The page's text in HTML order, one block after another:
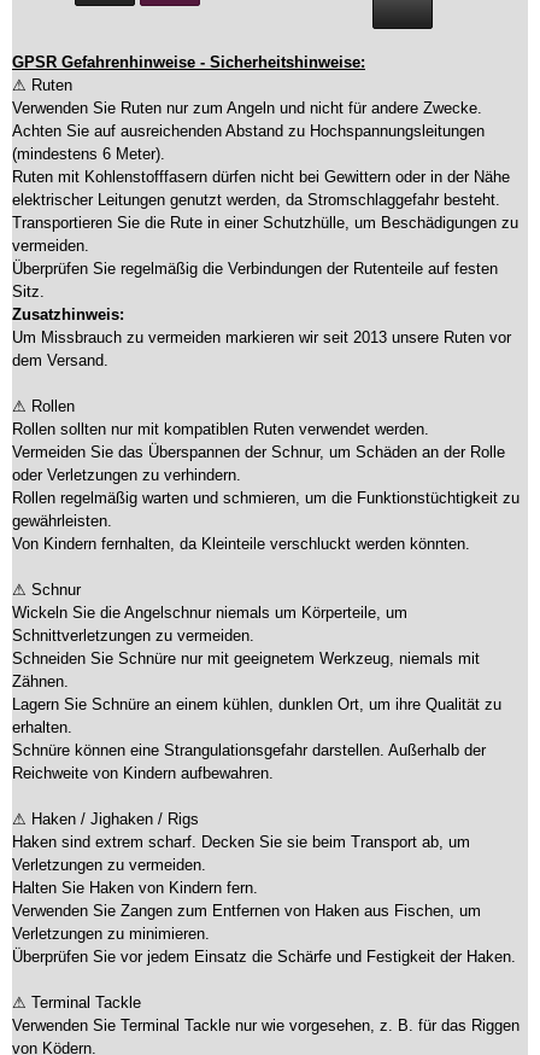
GPSR Gefahrenhinweise - Sicherheitshinweise:
⚠ Ruten
Verwenden Sie Ruten nur zum Angeln und nicht für andere Zwecke.
Achten Sie auf ausreichenden Abstand zu Hochspannungsleitungen
(mindestens 6 Meter).
Ruten mit Kohlenstofffasern dürfen nicht bei Gewittern oder in der Nähe
elektrischer Leitungen genutzt werden, da Stromschlaggefahr besteht.
Transportieren Sie die Rute in einer Schutzhülle, um Beschädigungen zu
vermeiden.
Überprüfen Sie regelmäßig die Verbindungen der Rutenteile auf festen
Sitz.
Zusatzhinweis:
Um Missbrauch zu vermeiden markieren wir seit 2013 unsere Ruten vor
dem Versand.
⚠ Rollen
Rollen sollten nur mit kompatiblen Ruten verwendet werden.
Vermeiden Sie das Überspannen der Schnur, um Schäden an der Rolle
oder Verletzungen zu verhindern.
Rollen regelmäßig warten und schmieren, um die Funktionstüchtigkeit zu
gewährleisten.
Von Kindern fernhalten, da Kleinteile verschluckt werden könnten.
⚠ Schnur
Wickeln Sie die Angelschnur niemals um Körperteile, um
Schnittverletzungen zu vermeiden.
Schneiden Sie Schnüre nur mit geeignetem Werkzeug, niemals mit
Zähnen.
Lagern Sie Schnüre an einem kühlen, dunklen Ort, um ihre Qualität zu
erhalten.
Schnüre können eine Strangulationsgefahr darstellen. Außerhalb der
Reichweite von Kindern aufbewahren.
⚠ Haken / Jighaken / Rigs
Haken sind extrem scharf. Decken Sie sie beim Transport ab, um
Verletzungen zu vermeiden.
Halten Sie Haken von Kindern fern.
Verwenden Sie Zangen zum Entfernen von Haken aus Fischen, um
Verletzungen zu minimieren.
Überprüfen Sie vor jedem Einsatz die Schärfe und Festigkeit der Haken.
⚠ Terminal Tackle
Verwenden Sie Terminal Tackle nur wie vorgesehen, z. B. für das Riggen
von Ködern.